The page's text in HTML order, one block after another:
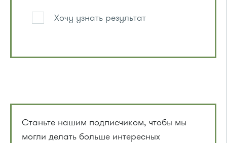
Хочу узнать результат
Станьте нашим подписчиком, чтобы мы
могли делать больше интересных